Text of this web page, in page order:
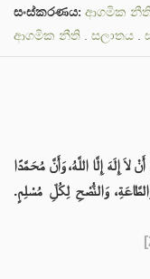
සංස්කරණය: ආගමික නීති
ආගමික නීති . සලාතය .
إِلَهَ إِلَّا اللَّهُ، وَأَنَّ مُحَمَّدًا
وَالنُّصْحِ لِكُلِّ مُسْلِمٍ.